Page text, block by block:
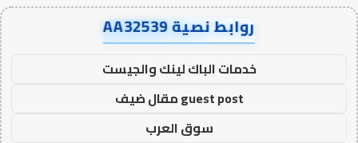
روابط نصية AA32539
خدمات الباك لينك والجيست
guest post مقال ضيف
سوق العرب